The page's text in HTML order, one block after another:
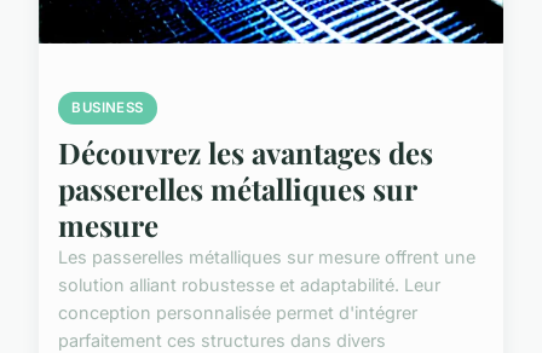
BUSINESS
Découvrez les avantages des
passerelles métalliques sur
mesure
Les passerelles métalliques sur mesure offrent une
solution alliant robustesse et adaptabilité. Leur
conception personnalisée permet d'intégrer
parfaitement ces structures dans divers